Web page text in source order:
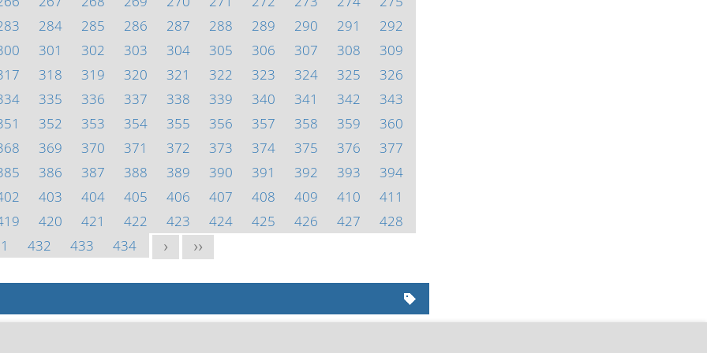
284 285 286 287 288 289 290 291
292
301 302 303 304 305 306 307 308
309
318 319 320 321 322 323 324 325
326
335 336 337 338 339 340 341 342
343
352 353 354 355 356 357 358 359
360
369 370 371 372 373 374 375 376
377
386 387 388 389 390 391 392 393
394
403 404 405 406 407 408 409 410
411
420 421 422 423 424 425 426 427
428
432 433 434 > >>